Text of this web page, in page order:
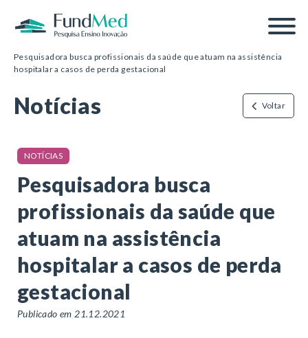
Pesquisadora busca profissionais da saúde que atuam na assistência
hospitalar a casos de perda gestacional
Notícias Voltar
NOTÍCIAS
Pesquisadora busca
profissionais da saúde que
atuam na assistência
hospitalar a casos de perda
gestacional
Publicado em 21.12.2021